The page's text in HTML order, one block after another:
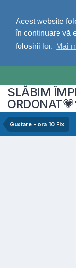
Acest website
în continuare vă
folosirii lor. Mai
SLĂBIM
Gustare - ora 10 Fix